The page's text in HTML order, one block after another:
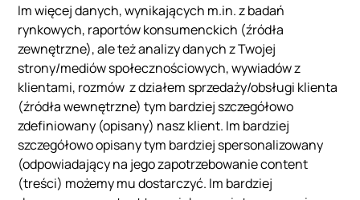
Im więcej danych, wynikających m.in. z badań
rynkowych, raportów konsumenckich (źródła
zewnętrzne), ale też analizy danych z Twojej
strony/mediów społecznościowych, wywiadów z
klientami, rozmów z działem sprzedaży/obsługi klienta
(źródła wewnętrzne) tym bardziej szczegółowo
zdefiniowany (opisany) nasz klient. Im bardziej
szczegółowo opisany tym bardziej spersonalizowany
(odpowiadający na jego zapotrzebowanie content
(treści) możemy mu dostarczyć. Im bardziej